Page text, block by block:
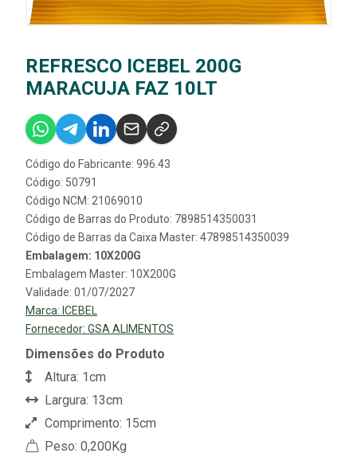
REFRESCO ICEBEL 200G
MARACUJA FAZ 10LT
Código do Fabricante: 996.43
Código: 50791
Código NCM: 21069010
Código de Barras do Produto: 7898514350031
Código de Barras da Caixa Master: 47898514350039
Embalagem: 10X200G
Embalagem Master: 10X200G
Validade: 01/07/2027
Marca: ICEBEL
Fornecedor: GSA ALIMENTOS
Dimensões do Produto
Altura: 1cm
Largura: 13cm
Comprimento: 15cm
Peso: 0,200Kg